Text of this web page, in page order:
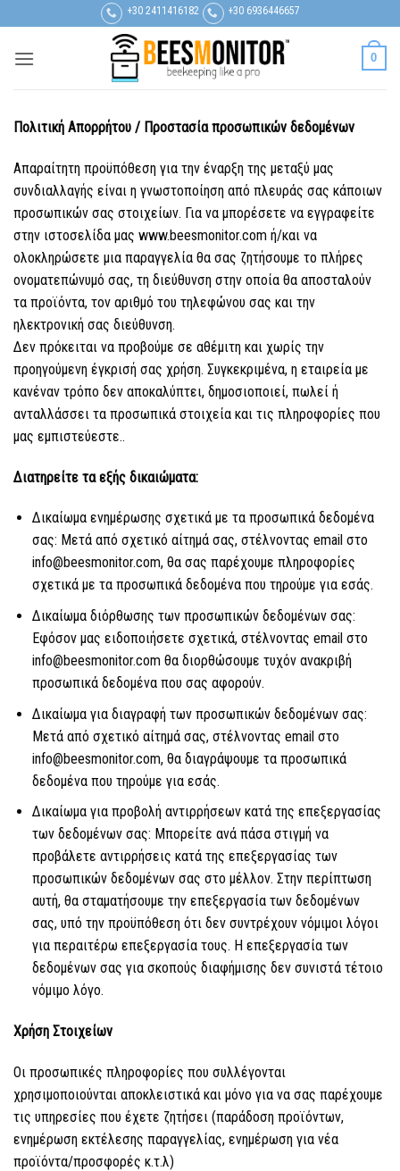
στο
περιεχόμενο
+30 2411416182 +30 6936446657
0
Πολιτική Απορρήτου / Προστασία προσωπικών δεδομένων
Απαραίτητη προϋπόθεση για την έναρξη της μεταξύ μας
συνδιαλλαγής είναι η γνωστοποίηση από πλευράς σας κάποιων
προσωπικών σας στοιχείων. Για να μπορέσετε να εγγραφείτε
στην ιστοσελίδα μας www.beesmonitor.com ή/και να
ολοκληρώσετε μια παραγγελία θα σας ζητήσουμε το πλήρες
ονοματεπώνυμό σας, τη διεύθυνση στην οποία θα αποσταλούν
τα προϊόντα, τον αριθμό του τηλεφώνου σας και την
ηλεκτρονική σας διεύθυνση.
Δεν πρόκειται να προβούμε σε αθέμιτη και χωρίς την
προηγούμενη έγκρισή σας χρήση. Συγκεκριμένα, η εταιρεία με
κανέναν τρόπο δεν αποκαλύπτει, δημοσιοποιεί, πωλεί ή
ανταλλάσσει τα προσωπικά στοιχεία και τις πληροφορίες που
μας εμπιστεύεστε..
Διατηρείτε τα εξής δικαιώματα:
Δικαίωμα ενημέρωσης σχετικά με τα προσωπικά δεδομένα
σας: Μετά από σχετικό αίτημά σας, στέλνοντας email στο
info@beesmonitor.com, θα σας παρέχουμε πληροφορίες
σχετικά με τα προσωπικά δεδομένα που τηρούμε για εσάς.
Δικαίωμα διόρθωσης των προσωπικών δεδομένων σας:
Εφόσον μας ειδοποιήσετε σχετικά, στέλνοντας email στο
info@beesmonitor.com θα διορθώσουμε τυχόν ανακριβή
προσωπικά δεδομένα που σας αφορούν.
Δικαίωμα για διαγραφή των προσωπικών δεδομένων σας:
Μετά από σχετικό αίτημά σας, στέλνοντας email στο
info@beesmonitor.com, θα διαγράψουμε τα προσωπικά
δεδομένα που τηρούμε για εσάς.
Δικαίωμα για προβολή αντιρρήσεων κατά της επεξεργασίας
των δεδομένων σας: Μπορείτε ανά πάσα στιγμή να
προβάλετε αντιρρήσεις κατά της επεξεργασίας των
προσωπικών δεδομένων σας στο μέλλον. Στην περίπτωση
αυτή, θα σταματήσουμε την επεξεργασία των δεδομένων
σας, υπό την προϋπόθεση ότι δεν συντρέχουν νόμιμοι λόγοι
για περαιτέρω επεξεργασία τους. Η επεξεργασία των
δεδομένων σας για σκοπούς διαφήμισης δεν συνιστά τέτοιο
νόμιμο λόγο.
Χρήση Στοιχείων
Οι προσωπικές πληροφορίες που συλλέγονται
χρησιμοποιούνται αποκλειστικά και μόνο για να σας παρέχουμε
τις υπηρεσίες που έχετε ζητήσει (παράδοση προϊόντων,
ενημέρωση εκτέλεσης παραγγελίας, ενημέρωση για νέα
προϊόντα/προσφορές κ.τ.λ)